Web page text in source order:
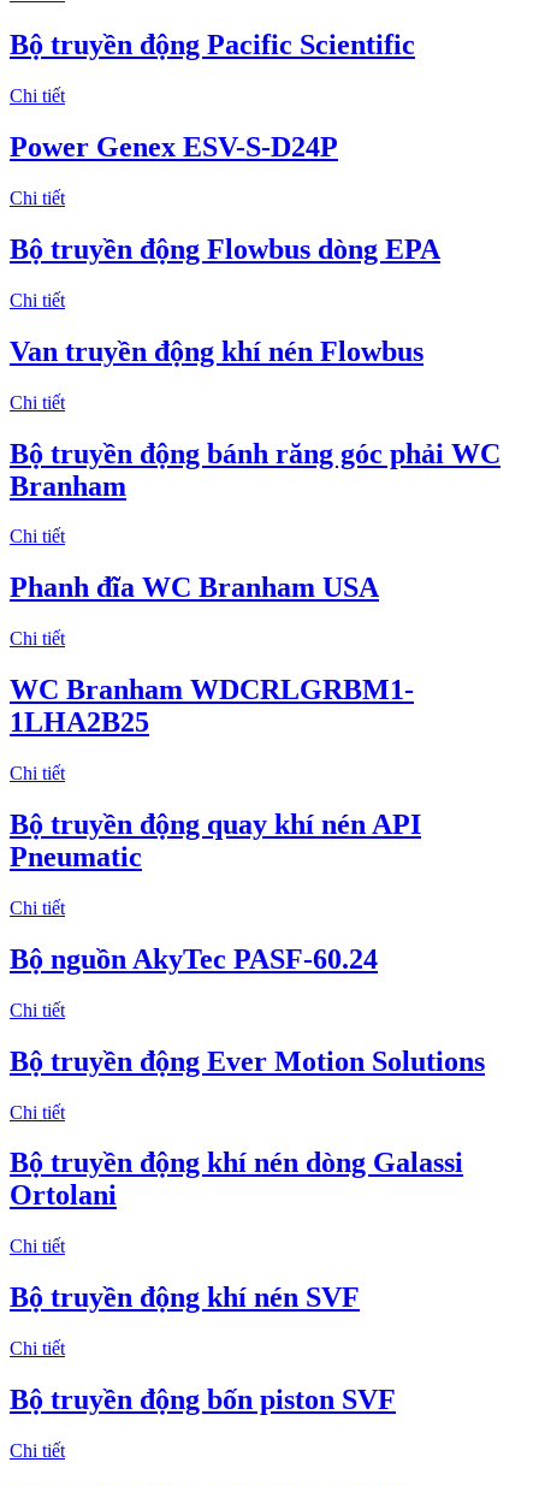
Bộ truyền động Pacific Scientific
Chi tiết
Power Genex ESV-S-D24P
Chi tiết
Bộ truyền động Flowbus dòng EPA
Chi tiết
Van truyền động khí nén Flowbus
Chi tiết
Bộ truyền động bánh răng góc phải WC
Branham
Chi tiết
Phanh đĩa WC Branham USA
Chi tiết
WC Branham WDCRLGRBM1-
1LHA2B25
Chi tiết
Bộ truyền động quay khí nén API
Pneumatic
Chi tiết
Bộ nguồn AkyTec PASF-60.24
Chi tiết
Bộ truyền động Ever Motion Solutions
Chi tiết
Bộ truyền động khí nén dòng Galassi
Ortolani
Chi tiết
Bộ truyền động khí nén SVF
Chi tiết
Bộ truyền động bốn piston SVF
Chi tiết